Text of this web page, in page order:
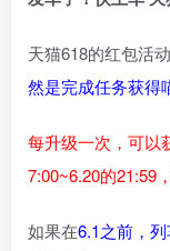
天猫618的红包活
然是完成任务获得
每升级一次，可以
7:00~6.20的21:59
如果在6.1之前，